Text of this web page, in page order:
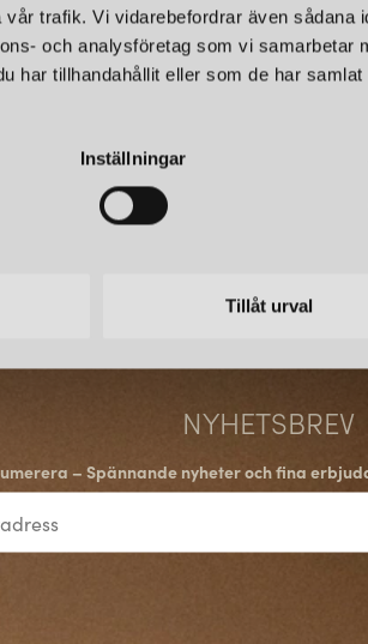
trafik. Vi vidarebefordrar även sådana
och analysföretag som vi samarbetar
har tillhandahållit eller som de har
Inställningar
Tillåt urval
NYHETSBREV
– Spännande nyheter och fina